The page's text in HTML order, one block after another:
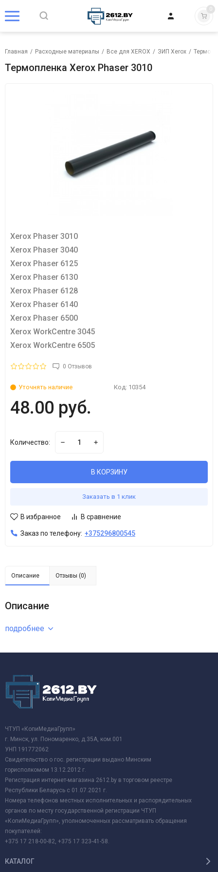
0
Главная / Расходные материалы / Все для XEROX / ЗИП Xerox /
Термопленка Xerox Phaser 3010
Xerox Phaser 3010
Xerox Phaser 3040
Xerox Phaser 6125
Xerox Phaser 6130
Xerox Phaser 6128
Xerox Phaser 6140
Xerox Phaser 6500
Xerox WorkCentre 3045
Xerox WorkCentre 6505
0 Отзывов
Уточнять наличие Код: 10354
48.00 руб.
Количество:
В КОРЗИНУ
Заказать в 1 клик
В избранное В сравнение
Заказ по телефону: +375296800545
Описание Отзывы (0)
Описание
подробнее
ЧТУП «КопиМедиаГрупп»
г. Минск, ул. Пономаренко, д.35А, ком.001
УНП 191772062
Свидетельство о гос. регистрации выдано Минским
горисполкомом 13.12.2012 г.
Регистрация интернет-магазина 2612.by в торговом реестре
Республики Беларусь с 01.07.2021 г.
Номера телефонов местных исполнительных и распорядительных
органов по месту государственной регистрации ЧТУП
«КопиМедиаГрупп», уполномоченных рассматривать обращения
покупателей:
+375 17 218-00-82, +375 17 323-41-58.
КАТАЛОГ